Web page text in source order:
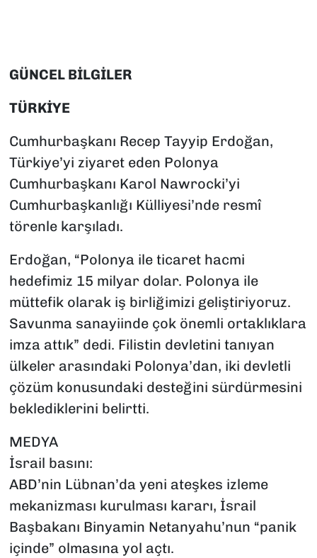
GÜNCEL BİLGİLER
TÜRKİYE
Cumhurbaşkanı Recep Tayyip Erdoğan,
Türkiye’yi ziyaret eden Polonya
Cumhurbaşkanı Karol Nawrocki’yi
Cumhurbaşkanlığı Külliyesi’nde resmî
törenle karşıladı.
Erdoğan, “Polonya ile ticaret hacmi
hedefimiz 15 milyar dolar. Polonya ile
müttefik olarak iş birliğimizi geliştiriyoruz.
Savunma sanayiinde çok önemli ortaklıklara
imza attık” dedi. Filistin devletini tanıyan
ülkeler arasındaki Polonya’dan, iki devletli
çözüm konusundaki desteğini sürdürmesini
beklediklerini belirtti.
MEDYA
İsrail basını:
ABD’nin Lübnan’da yeni ateşkes izleme
mekanizması kurulması kararı, İsrail
Başbakanı Binyamin Netanyahu’nun “panik
içinde” olmasına yol açtı.
TEKNOLOJİ
YAŞAM
YEREL YÖNETİMLER